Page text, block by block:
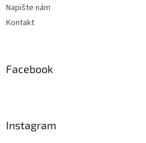
Napište nám
Kontakt
Facebook
Instagram